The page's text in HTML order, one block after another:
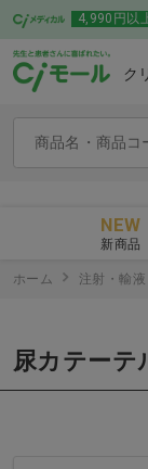
4,990円以
ク
NEW
新商品
ホーム 注射・輸
尿カテーテ